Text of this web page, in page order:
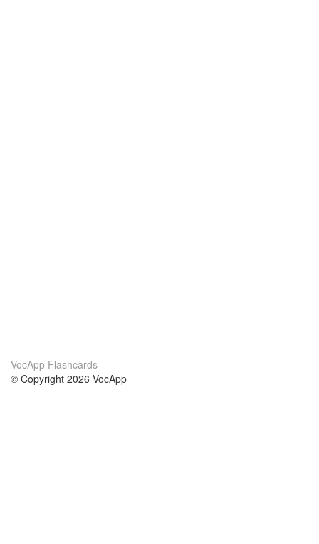
VocApp Flashcards
© Copyright 2026 VocApp